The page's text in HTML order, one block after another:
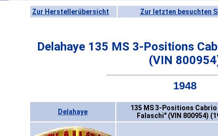
Zur Herstellerübersicht Zur letzten besuchten
Delahaye 135 MS 3-Positions
(VIN
1948
Delahaye
135 MS 3-Positions
Falaschi" (VIN 800954)